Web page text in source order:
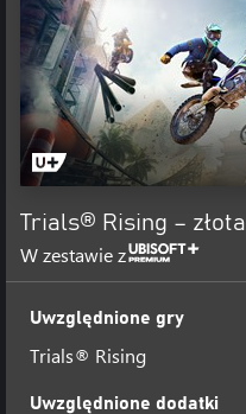
Trials® Rising –
W zestawie z
Uwzględnione gry
Trials® Rising
Uwzględnione dodatki